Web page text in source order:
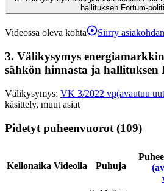
hallituksen Fortum-
Videossa oleva kohta Siirry
3. Välikysymys
sähkön hinnasta ja
Välikysymys: VK 3/2022 vp(avautuu
käsittely, muut asiat
Pidetyt puheenvuorot (109)
Kellonaika Videolla Puhuja